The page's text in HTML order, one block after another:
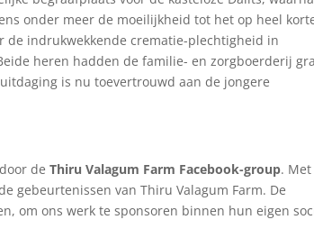
onder meer de moeilijkheid tot het op heel
de indrukwekkende crematie-plechtigheid in
heren hadden de familie- en zorgboerderij
is nu toevertrouwd aan de jongere
deThiru Valagum Farm Facebook-group. Met
gebeurtenissen van Thiru Valagum Farm. De
om ons werk te sponsoren binnen hun eigen